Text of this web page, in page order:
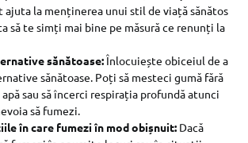
ajuta la menținerea unui stil de viață sănătos
să te simți mai bine pe măsură ce renunți la
sănătoase:Înlocuiește obiceiul de a
sănătoase. Poți să mesteci gumă fără
apă sau să încerci respirația profundă atunci
să fumezi.
în care fumezi în mod obișnuit: Dacă